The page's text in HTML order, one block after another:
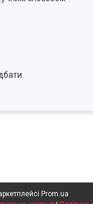
Prom.ua